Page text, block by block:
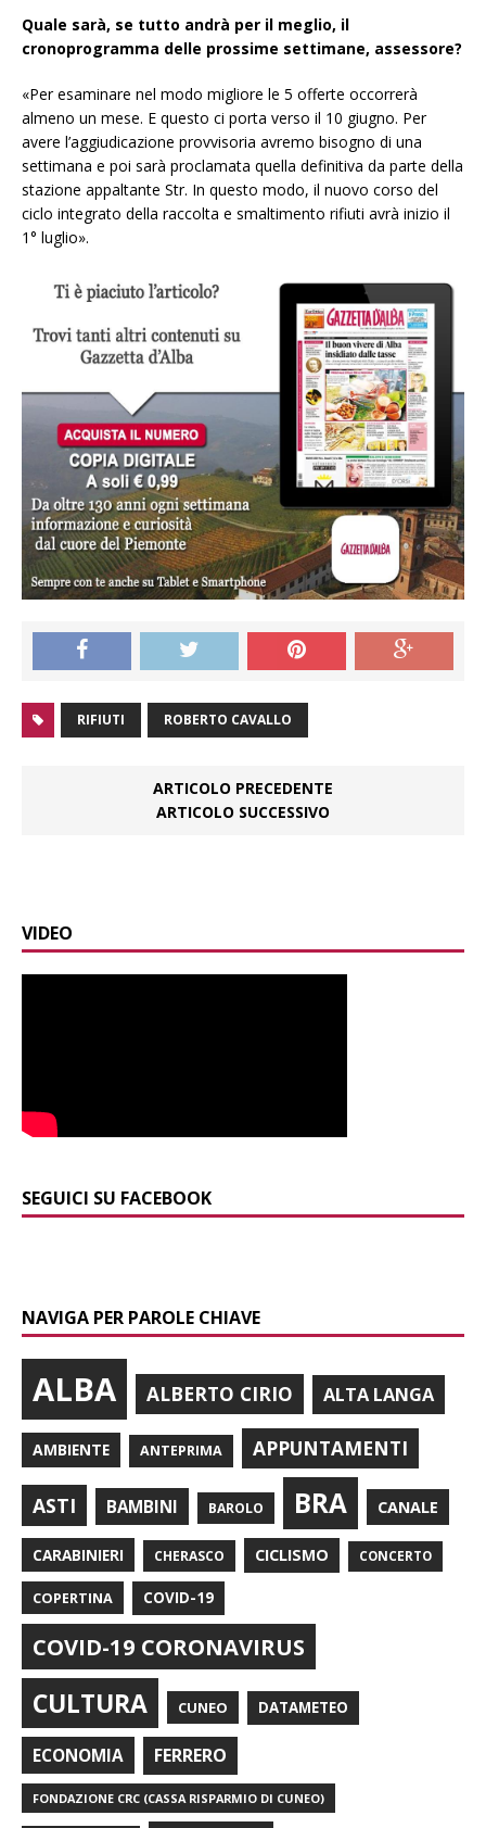
Quale sarà, se tutto andrà per il meglio, il
cronoprogramma delle prossime settimane, assessore?
«Per esaminare nel modo migliore le 5 offerte occorrerà
almeno un mese. E questo ci porta verso il 10 giugno. Per
avere l’aggiudicazione provvisoria avremo bisogno di una
settimana e poi sarà proclamata quella definitiva da parte della
stazione appaltante Str. In questo modo, il nuovo corso del
ciclo integrato della raccolta e smaltimento rifiuti avrà inizio il
1° luglio».
RIFIUTI ROBERTO CAVALLO
ARTICOLO PRECEDENTE
ARTICOLO SUCCESSIVO
VIDEO
SEGUICI SU FACEBOOK
NAVIGA PER PAROLE CHIAVE
ALBA ALBERTO CIRIO ALTA LANGA
AMBIENTE ANTEPRIMA APPUNTAMENTI
ASTI BAMBINI BAROLO BRA CANALE
CARABINIERI CHERASCO CICLISMO CONCERTO
COPERTINA COVID-19
COVID-19 CORONAVIRUS
CULTURA CUNEO DATAMETEO
ECONOMIA FERRERO
FONDAZIONE CRC (CASSA RISPARMIO DI CUNEO)